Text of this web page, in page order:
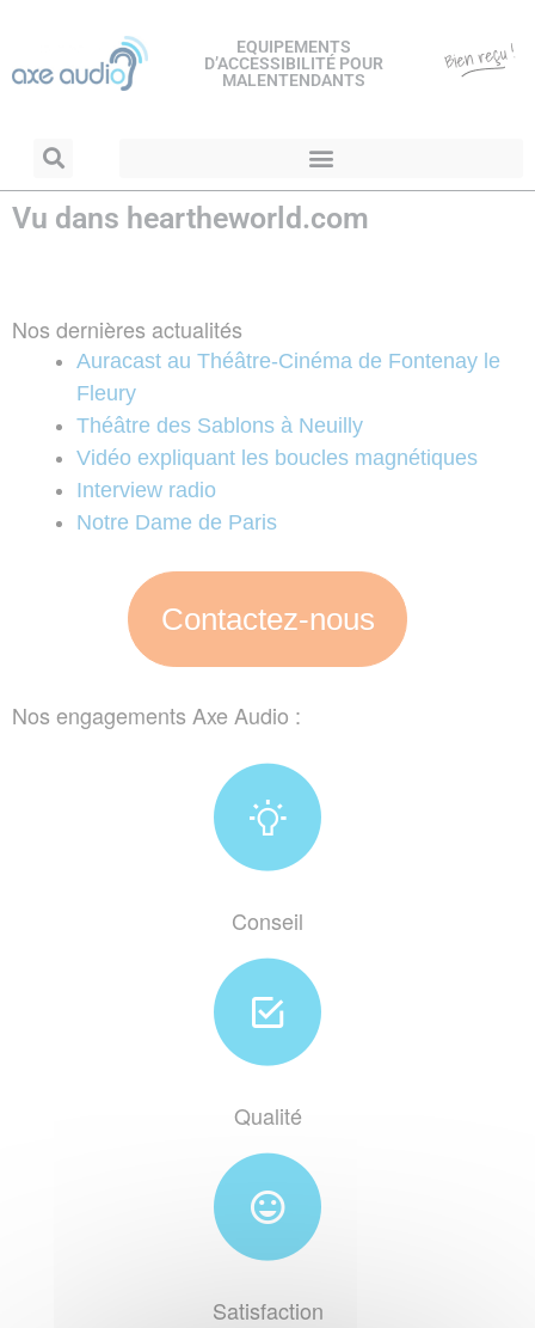
EQUIPEMENTS
D’ACCESSIBILITÉ POUR
MALENTENDANTS
Vu dans heartheworld.com
Nos dernières actualités
Auracast au Théâtre-Cinéma de Fontenay le
Fleury
Théâtre des Sablons à Neuilly
Vidéo expliquant les boucles magnétiques
Interview radio
Notre Dame de Paris
Contactez-nous
Nos engagements Axe Audio :
Conseil
Qualité
Satisfaction